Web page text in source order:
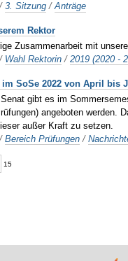
/3. Sitzung /Anträge
Rektor
Zusammenarbeit mit
/ Wahl Rektorin /2019 (2020 -
SoSe 2022 von April bis
gibt es im
angeboten
außer Kraft zu setzen.
/Bereich Prüfungen /
15